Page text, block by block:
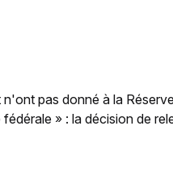
pas donné à la
» : la décision de